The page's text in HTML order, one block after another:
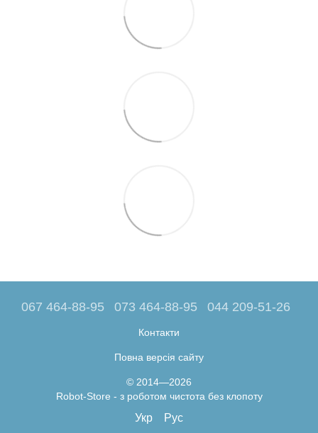
067 464-88-95 073 464-88-95 044 209-51-26
Контакти
Повна версія сайту
© 2014—2026
Robot-Store - з роботом чистота без клопоту
Укр Рус